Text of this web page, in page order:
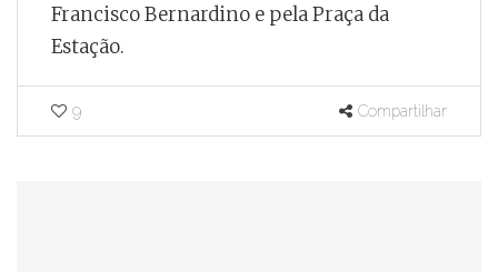
Francisco Bernardino e pela Praça da
Estação.
9 Compartilhar